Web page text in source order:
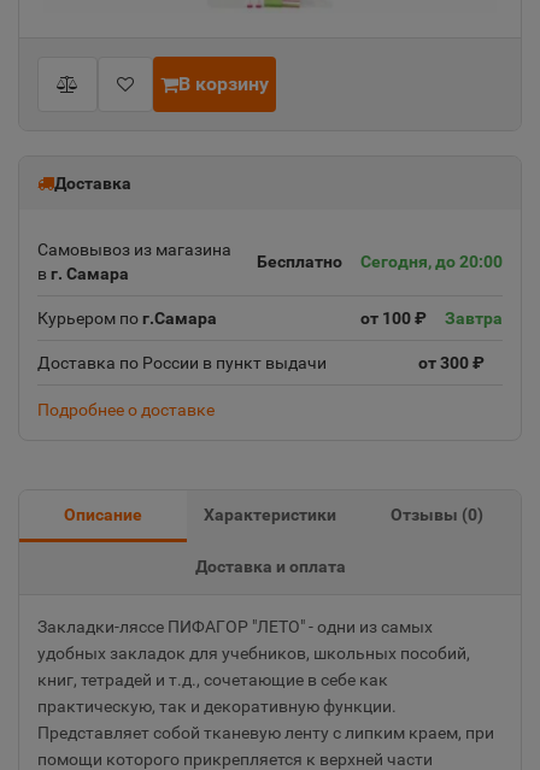
В корзину
Доставка
Самовывоз из магазина
в г. Самара
Бесплатно Сегодня, до 20:00
Курьером пог.Самара от 100 ₽ Завтра
Доставка по России в пункт выдачи от 300 ₽
Подробнее о доставке
Описание Характеристики Отзывы (0)
Доставка и оплата
Закладки-ляссе ПИФАГОР "ЛЕТО" - одни из самых
удобных закладок для учебников, школьных пособий,
книг, тетрадей и т.д., сочетающие в себе как
практическую, так и декоративную функции.
Представляет собой тканевую ленту с липким краем, при
помощи которого прикрепляется к верхней части